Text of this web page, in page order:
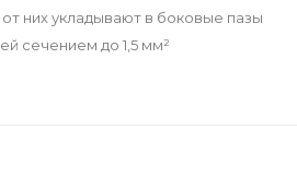
них укладывают в боковые пазы
сечением до 1,5 мм²